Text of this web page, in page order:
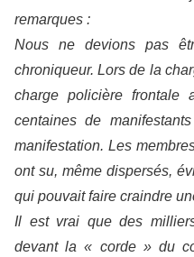
remarques :
Nous ne devions pas
chroniqueur. Lors de la
charge policière frontale
centaines de
manifestation. Les
ont su, même dispersés,
qui pouvait faire craindre
Il est vrai que des
devant la « corde » du